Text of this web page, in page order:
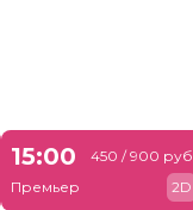
15:00
Премьер
450 / 900 руб.
2D